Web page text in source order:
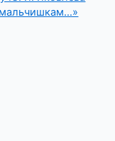
мальчишкам…»